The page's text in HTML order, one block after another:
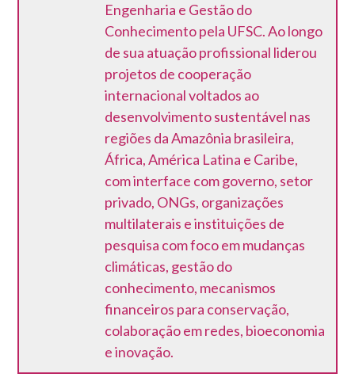
Engenharia e Gestão do
Conhecimento pela UFSC. Ao longo
de sua atuação profissional liderou
projetos de cooperação
internacional voltados ao
desenvolvimento sustentável nas
regiões da Amazônia brasileira,
África, América Latina e Caribe,
com interface com governo, setor
privado, ONGs, organizações
multilaterais e instituições de
pesquisa com foco em mudanças
climáticas, gestão do
conhecimento, mecanismos
financeiros para conservação,
colaboração em redes, bioeconomia
e inovação.